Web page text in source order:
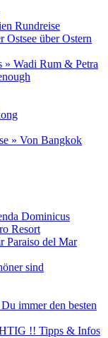
Rundreise
Ostsee über Ostern
» Wadi Rum & Petra
» Von Bangkok
Dominicus
Resort
Paraiso del Mar
sind
immer den besten
!! Tipps & Infos